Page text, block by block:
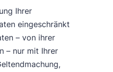
Ihrer
eingeschränkt
– von ihrer
– nur mit Ihrer